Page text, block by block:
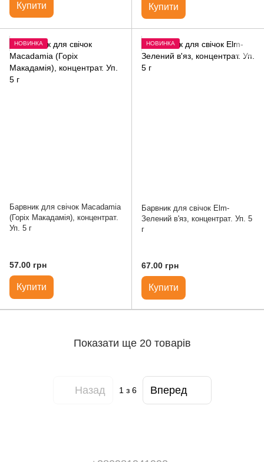
Купити Купити
НОВИНКА
Барвник для свічок Macadamia
(Горіх Макадамія), концентрат.
Уп. 5 г
57.00 грн
Купити
НОВИНКА
Барвник для свічок Elm-
Зелений в'яз, концентрат. Уп. 5
г
67.00 грн
Купити
Показати ще 20 товарів
Назад 1з 6 Вперед